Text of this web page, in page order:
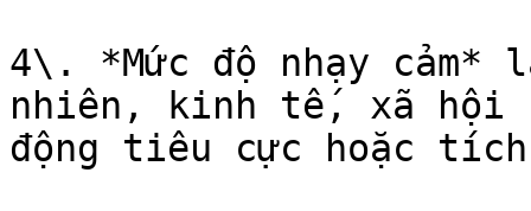
4\. *Mức độ nhạy cảm*
nhiên, kinh tế, xã hội
động tiêu cực hoặc